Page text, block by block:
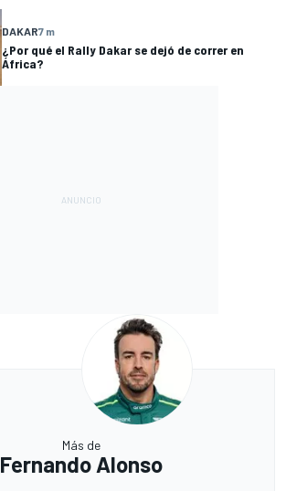
DAKAR7 m
¿Por qué el Rally Dakar se dejó de correr en
África?
Más de
Fernando Alonso